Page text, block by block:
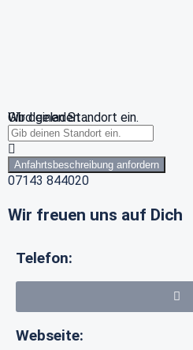
Wird geladen …
Gib deinen Standort ein.
Anfahrtsbeschreibung anfordern
07143 844020
Wir freuen uns auf Dich
Telefon:
Webseite: